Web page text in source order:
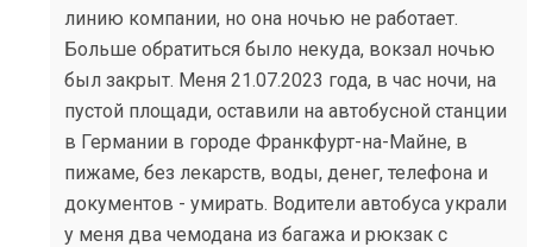
линию компании, но она ночью не работает.
Больше обратиться было некуда, вокзал ночью
был закрыт. Меня 21.07.2023 года, в час ночи, на
пустой площади, оставили на автобусной станции
в Германии в городе Франкфурт-на-Майне, в
пижаме, без лекарств, воды, денег, телефона и
документов - умирать. Водители автобуса украли
у меня два чемодана из багажа и рюкзак с